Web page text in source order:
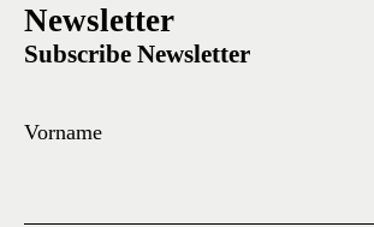
Newsletter
Subscribe Newsletter
Vorname